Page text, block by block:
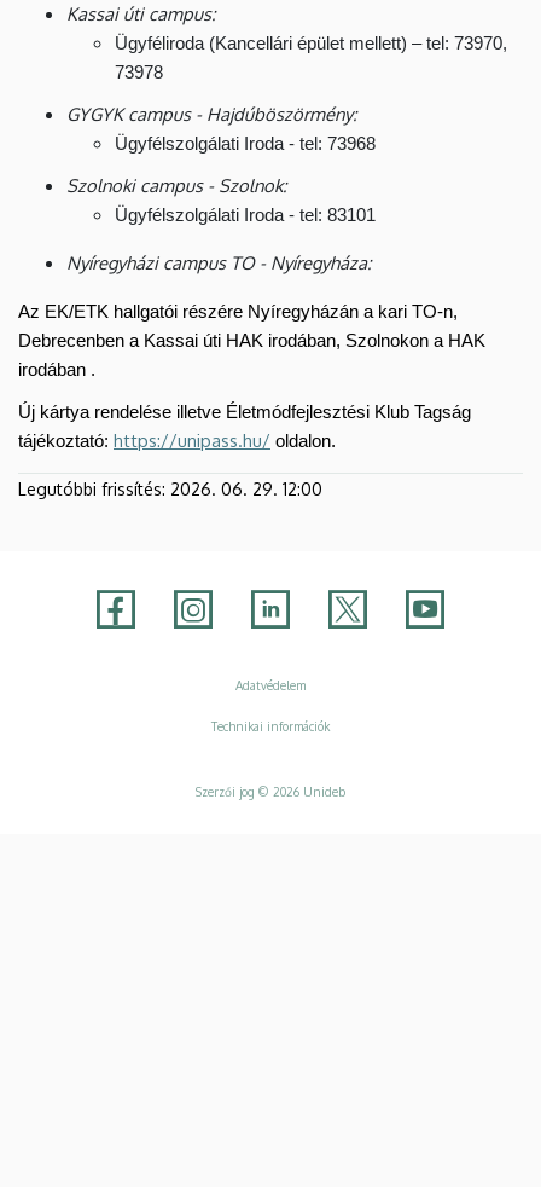
Kassai úti campus:
Ügyféliroda (Kancellári épület mellett) – tel: 73970,
73978
GYGYK campus - Hajdúböszörmény:
Ügyfélszolgálati Iroda - tel: 73968
Szolnoki campus - Szolnok:
Ügyfélszolgálati Iroda - tel: 83101
Nyíregyházi campus TO - Nyíregyháza:
Az EK/ETK hallgatói részére Nyíregyházán a kari TO-n,
Debrecenben a Kassai úti HAK irodában, Szolnokon a HAK
irodában .
Új kártya rendelése illetve Életmódfejlesztési Klub Tagság
tájékoztató: https://unipass.hu/ oldalon.
Legutóbbi frissítés: 2026. 06. 29. 12:00
Adatvédelem
Technikai információk
Szerzői jog © 2026 Unideb